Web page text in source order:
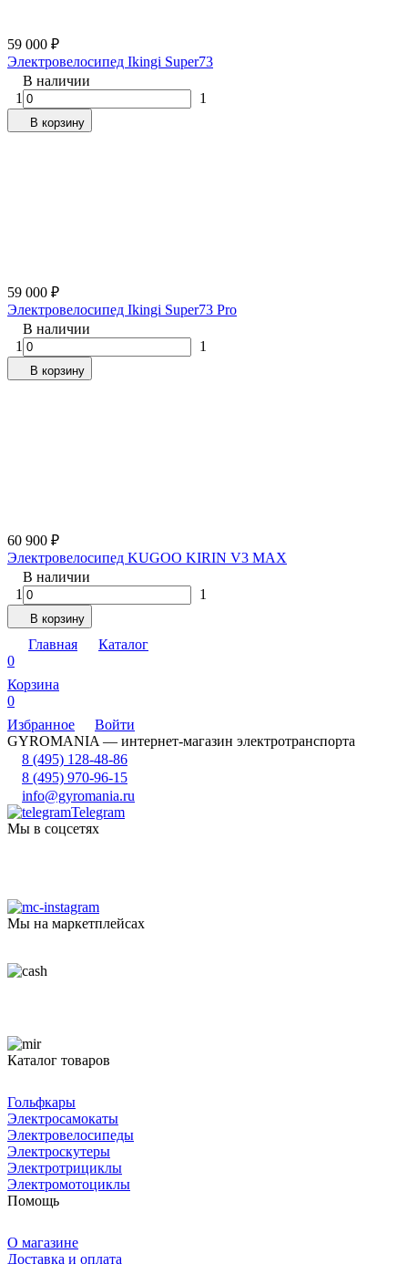
59 000 ₽
Электровелосипед Ikingi Super73
В наличии
1
1
В корзину
59 000 ₽
Электровелосипед Ikingi Super73 Pro
В наличии
1
1
В корзину
60 900 ₽
Электровелосипед KUGOO KIRIN V3 MAX
В наличии
1
1
В корзину
Главная
Каталог
0
Корзина
0
Избранное
Войти
GYROMANIA — интернет-магазин электротранспорта
8 (495) 128-48-86
8 (495) 970-96-15
info@gyromania.ru
Telegram
Мы в соцсетях
Мы на маркетплейсах
Каталог товаров
Гольфкары
Электросамокаты
Электровелосипеды
Электроскутеры
Электротрициклы
Электромотоциклы
Помощь
О магазине
Доставка и оплата